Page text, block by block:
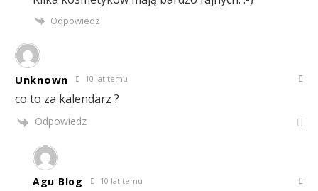
Odpowiedz
Unknown 10 lat temu
co to za kalendarz ?
Odpowiedz
Agu Blog 10 lat temu